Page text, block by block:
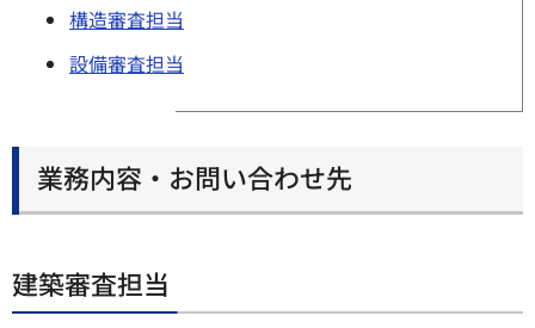
構造審査担当
設備審査担当
業務内容・お問い合わせ先
建築審査担当